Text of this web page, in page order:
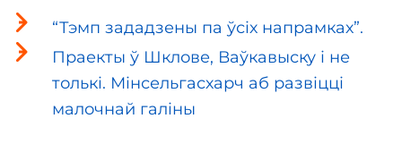
“Тэмп зададзены па ўсіх напрамках”.
Праекты ў Шклове, Ваўкавыску і не
толькі. Мінсельгасхарч аб развіцці
малочнай галіны